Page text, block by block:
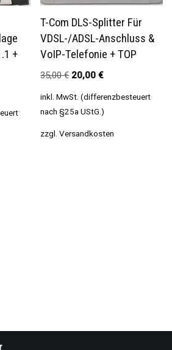
+
T-Com DLS-Splitter Für
VDSL-/ADSL-Anschluss &
VoIP-Telefonie + TOP
35,00€ 20,00€
inkl. MwSt. (differenzbesteuert
nach §25a UStG.)
zzgl.Versandkosten